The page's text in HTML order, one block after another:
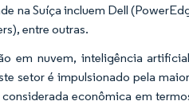
na Suíça incluem Dell
entre outras.
em nuvem, inteligência
setor é impulsionado pela
econômica em